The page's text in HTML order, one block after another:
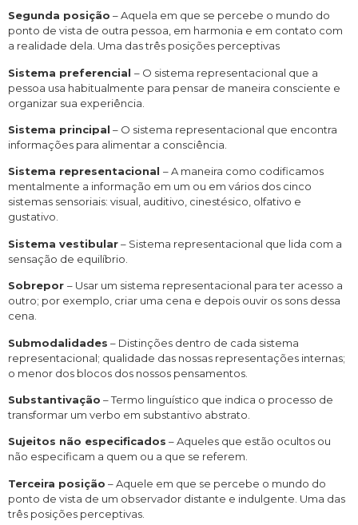
Segunda posição – Aquela em que se percebe o mundo do
ponto de vista de outra pessoa, em harmonia e em contato com
a realidade dela. Uma das três posições perceptivas
Sistema preferencial – O sistema representacional que a
pessoa usa habitualmente para pensar de maneira consciente e
organizar sua experiência.
Sistema principal – O sistema representacional que encontra
informações para alimentar a consciência.
Sistema representacional – A maneira como codificamos
mentalmente a informação em um ou em vários dos cinco
sistemas sensoriais: visual, auditivo, cinestésico, olfativo e
gustativo.
Sistema vestibular– Sistema representacional que lida com a
sensação de equilíbrio.
Sobrepor – Usar um sistema representacional para ter acesso a
outro; por exemplo, criar uma cena e depois ouvir os sons dessa
cena.
Submodalidades – Distinções dentro de cada sistema
representacional; qualidade das nossas representações internas;
o menor dos blocos dos nossos pensamentos.
Substantivação – Termo linguístico que indica o processo de
transformar um verbo em substantivo abstrato.
Sujeitos não especificados – Aqueles que estão ocultos ou
não especificam a quem ou a que se referem.
Terceira posição – Aquele em que se percebe o mundo do
ponto de vista de um observador distante e indulgente. Uma das
três posições perceptivas.